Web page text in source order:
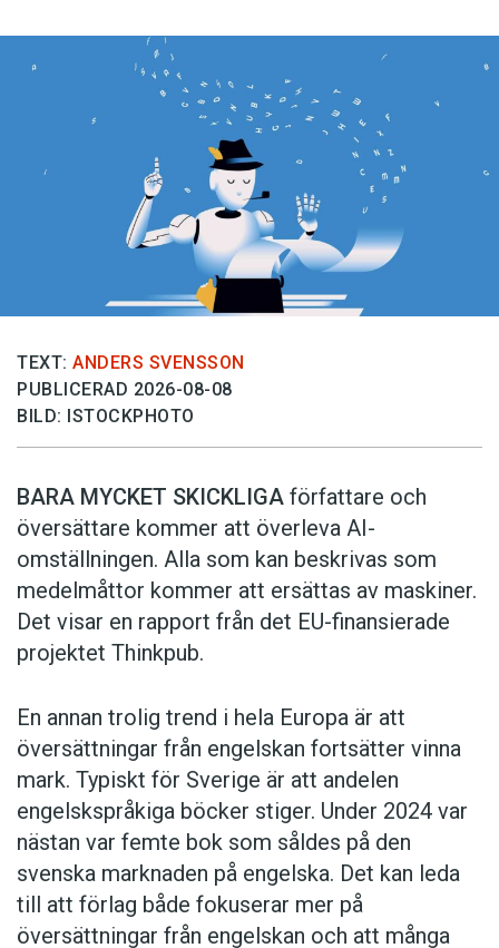
TEXT: ANDERS SVENSSON
PUBLICERAD 2026-08-08
BILD: ISTOCKPHOTO
BARA MYCKET SKICKLIGA författare och
översättare ­kommer att överleva AI-
omställningen. Alla som kan beskrivas som
medelmåttor kommer att ersättas av maskiner.
Det visar en rapport från det EU-finansierade
projektet Thinkpub.
En annan trolig trend i hela Europa är att
översättningar från engelskan fortsätter vinna
mark. Typiskt för Sverige är att andelen
engelskspråkiga böcker stiger. Under 2024 var
nästan var femte bok som såldes på den
svenska marknaden på engelska. Det kan leda
till att förlag både fokuserar mer på
översättningar från engelskan och att många